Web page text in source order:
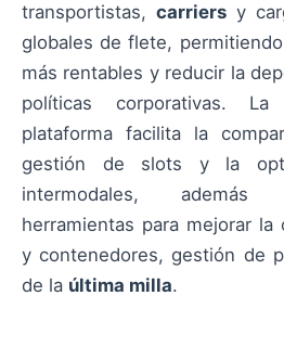
transportistas, carriers y
globales de flete,
más rentables y reducir la
políticas corporativas.
plataforma facilita la
gestión de slots y la
intermodales,
herramientas para mejorar la
y contenedores, gestión de
de la última milla.